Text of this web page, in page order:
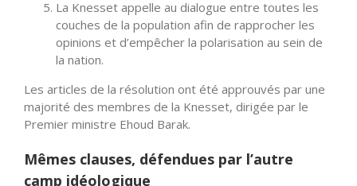
La Knesset appelle au dialogue entre toutes les
couches de la population afin de rapprocher les
opinions et d’empêcher la polarisation au sein de
la nation.
Les articles de la résolution ont été approuvés par une
majorité des membres de la Knesset, dirigée par le
Premier ministre Ehoud Barak.
Mêmes clauses, défendues par l’autre
camp idéologique